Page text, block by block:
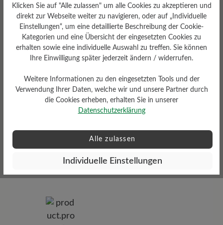
Dämpfungsgrad
mittel
Schafthöhe Ca
9 cm
Klicken Sie auf "Alle zulassen" um alle Cookies zu akzeptieren und
direkt zur Webseite weiter zu navigieren, oder auf „Individuelle
Einstellungen“, um eine detaillierte Beschreibung der Cookie-
Kategorien und eine Übersicht der eingesetzten Cookies zu
erhalten sowie eine individuelle Auswahl zu treffen. Sie können
Ihre Einwilligung später jederzeit ändern / widerrufen.
Weitere Informationen zu den eingesetzten Tools und der
Verwendung Ihrer Daten, welche wir und unsere Partner durch
die Cookies erheben, erhalten Sie in unserer
Datenschutzerklärung
Alle zulassen
Individuelle Einstellungen